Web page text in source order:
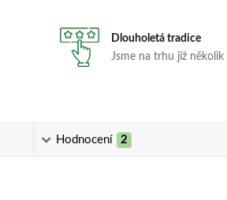
Dlouholetá tradice
Jsme na trhu již několik
Hodnocení 2